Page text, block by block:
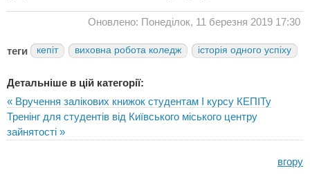
Оновлено: Понеділок, 11 березня 2019 17:30
теги кепіт виховна робота коледж історія одного успіху
Детальніше в цій категорії:
« Вручення залікових книжок студентам І курсу КЕПІТу
Тренінг для студентів від Київського міського центру
зайнятості »
вгору